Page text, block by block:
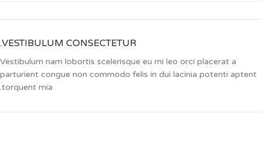
VESTIBULUM CONSECTETUR.
Vestibulum nam lobortis scelerisque eu mi leo orci placerat a
parturient congue non commodo felis in dui lacinia potenti aptent
torquent mia.